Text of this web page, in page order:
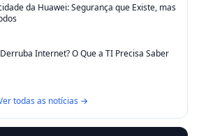
da Huawei: Segurança que Existe, mas
Internet? O Que a TI Precisa Saber
todas as notícias →